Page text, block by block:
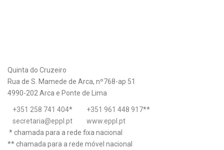
Quinta do Cruzeiro
Rua de S. Mamede de Arca, nº768-ap 51
4990-202 Arca e Ponte de Lima
+351 258 741 404* +351 961 448 917**
secretaria@eppl.pt
www.eppl.pt
* chamada para a rede fixa nacional
** chamada para a rede móvel nacional